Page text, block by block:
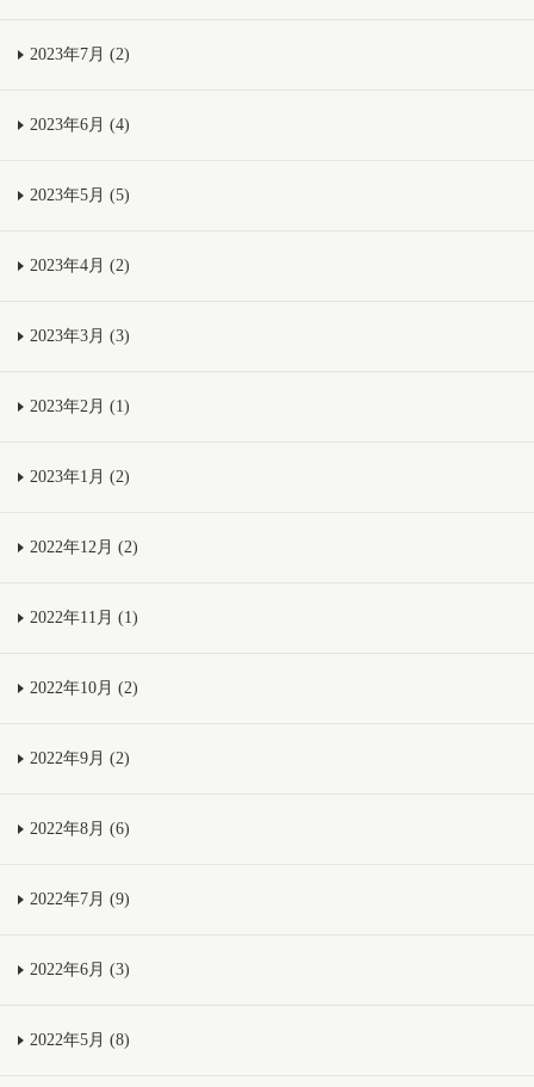
2023年7月 (2)
2023年6月 (4)
2023年5月 (5)
2023年4月 (2)
2023年3月 (3)
2023年2月 (1)
2023年1月 (2)
2022年12月 (2)
2022年11月 (1)
2022年10月 (2)
2022年9月 (2)
2022年8月 (6)
2022年7月 (9)
2022年6月 (3)
2022年5月 (8)